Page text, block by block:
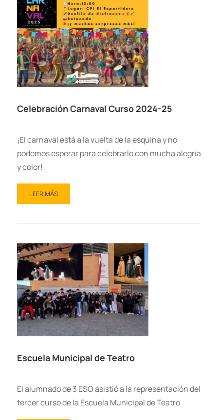
Celebración Carnaval Curso 2024-25
¡El carnaval está a la vuelta de la esquina y no
podemos esperar para celebrarlo con mucha alegría
y color!
LEER MÁS
Escuela Municipal de Teatro
El alumnado de 3 ESO asistió a la representación del
tercer curso de la Escuela Municipal de Teatro